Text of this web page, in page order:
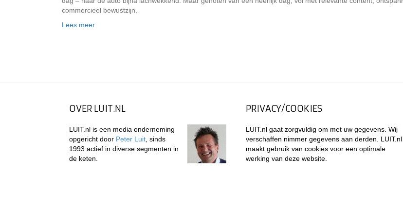
commercieel bewustzijn.
Lees meer
OVER LUIT.NL
LUIT.nl is een media onderneming
opgericht door Peter Luit , sinds
1993 actief in diverse segmenten in
de keten.
PRIVACY/COOKIES
LUIT.nl gaat zorgvuldig om met uw gegevens. Wij
verschaffen nimmer gegevens aan derden. LUIT.nl
maakt gebruik van cookies voor een optimale
werking van deze website.